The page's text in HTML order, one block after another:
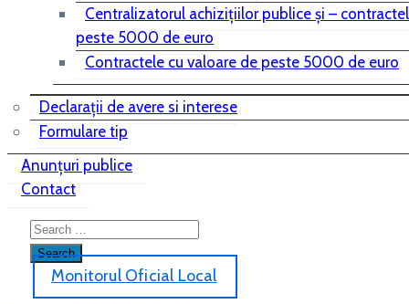
Centralizatorul achiziţiilor publice şi –
peste 5000 de euro
Contractele cu valoare de peste 5000 de euro
Declarații de avere si interese
Formulare tip
Anunțuri publice
Contact
Monitorul Oficial Local